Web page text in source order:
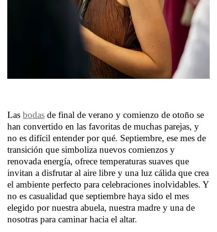
Las bodas de final de verano y comienzo de otoño se
han convertido en las favoritas de muchas parejas, y
no es difícil entender por qué. Septiembre, ese mes de
transición que simboliza nuevos comienzos y
renovada energía, ofrece temperaturas suaves que
invitan a disfrutar al aire libre y una luz cálida que crea
el ambiente perfecto para celebraciones inolvidables. Y
no es casualidad que septiembre haya sido el mes
elegido por nuestra abuela, nuestra madre y una de
nosotras para caminar hacia el altar.